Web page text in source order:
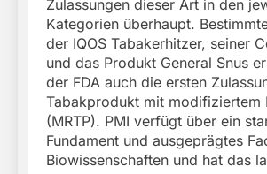
Zulassungen dieser Art in den
Kategorien überhaupt.
der IQOS Tabakerhitzer, seiner
und das Produkt General Snus
der FDA auch die ersten
Tabakprodukt mit modifiziertem
(MRTP). PMI verfügt über ein
Fundament und ausgeprägtes
Biowissenschaften und hat das